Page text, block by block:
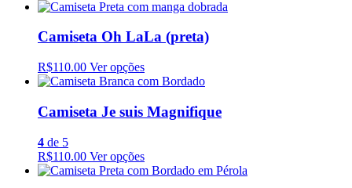
Camiseta Oh LaLa (preta)
R$110.00 Ver opções
Camiseta Je suis Magnifique
4 de 5
R$110.00 Ver opções